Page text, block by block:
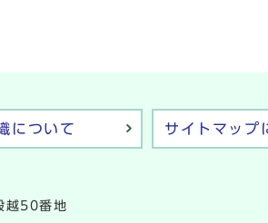
について サイトマップ
越50番地